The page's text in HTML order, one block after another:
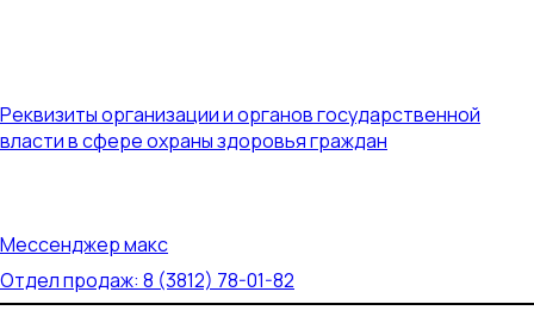
Реквизиты организации и органов государственной
власти в сфере охраны здоровья граждан
Мессенджер макс
Отдел продаж: 8 (3812) 78-01-82